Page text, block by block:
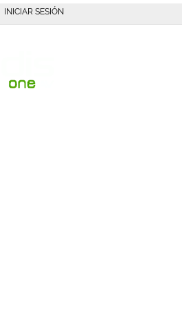
INICIAR SESIÓN